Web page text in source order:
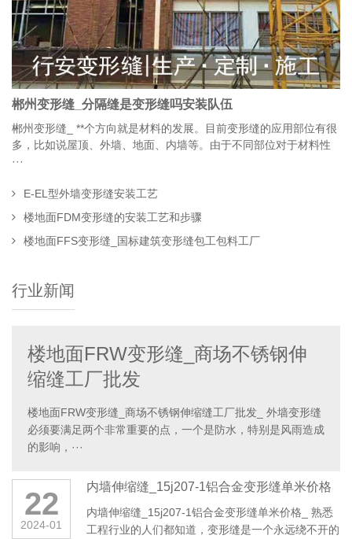
郴州变形缝_分隔缝是变形缝吗安装队伍
郴州变形缝_ **个方向就是材料的发展。目前变形缝的应用部位有很
多，比如说屋顶、外墙、地面、内墙等。由于不同部位对于材料性
···
E-EL型外墙变形缝安装工艺
楼地面FDM变形缝的安装工艺和步骤
楼地面FFS变形缝_国标建筑变形缝包工包料工厂
行业新闻
楼地面FRW变形缝_商场不锈钢伸
缩缝工厂批发
楼地面FRW变形缝_商场不锈钢伸缩缝工厂批发_ 外墙变形缝
必须要满足两个非常重要的点，一个是防水，特别是风雨造成
的影响，···
22
2024-01
内墙伸缩缝_15j207-1铝合金变形缝单米价格
内墙伸缩缝_15j207-1铝合金变形缝单米价格_ 熟悉
工程行业的人们都知道，变形缝是一个永远绕不开的